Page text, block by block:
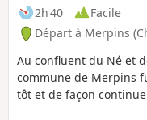
2h 40
Facile
Départ à Merpins
Au confluent du Né et
commune de Merpins
tôt et de façon